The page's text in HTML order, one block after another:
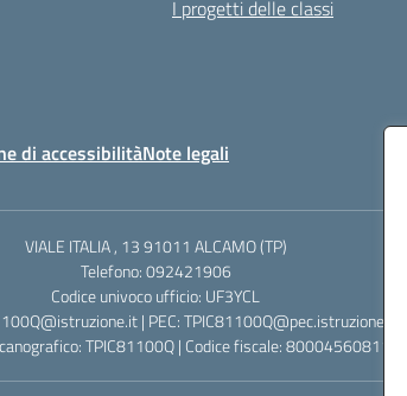
I progetti delle classi
di accessibilitàNote legali
VIALE ITALIA , 13 91011 ALCAMO (TP)
Telefono: 092421906
Codice univoco ufficio: UF3YCL
| PEC: TPIC81100Q@pec.istruzione.it
TPIC81100Q | Codice fiscale: 80004560811